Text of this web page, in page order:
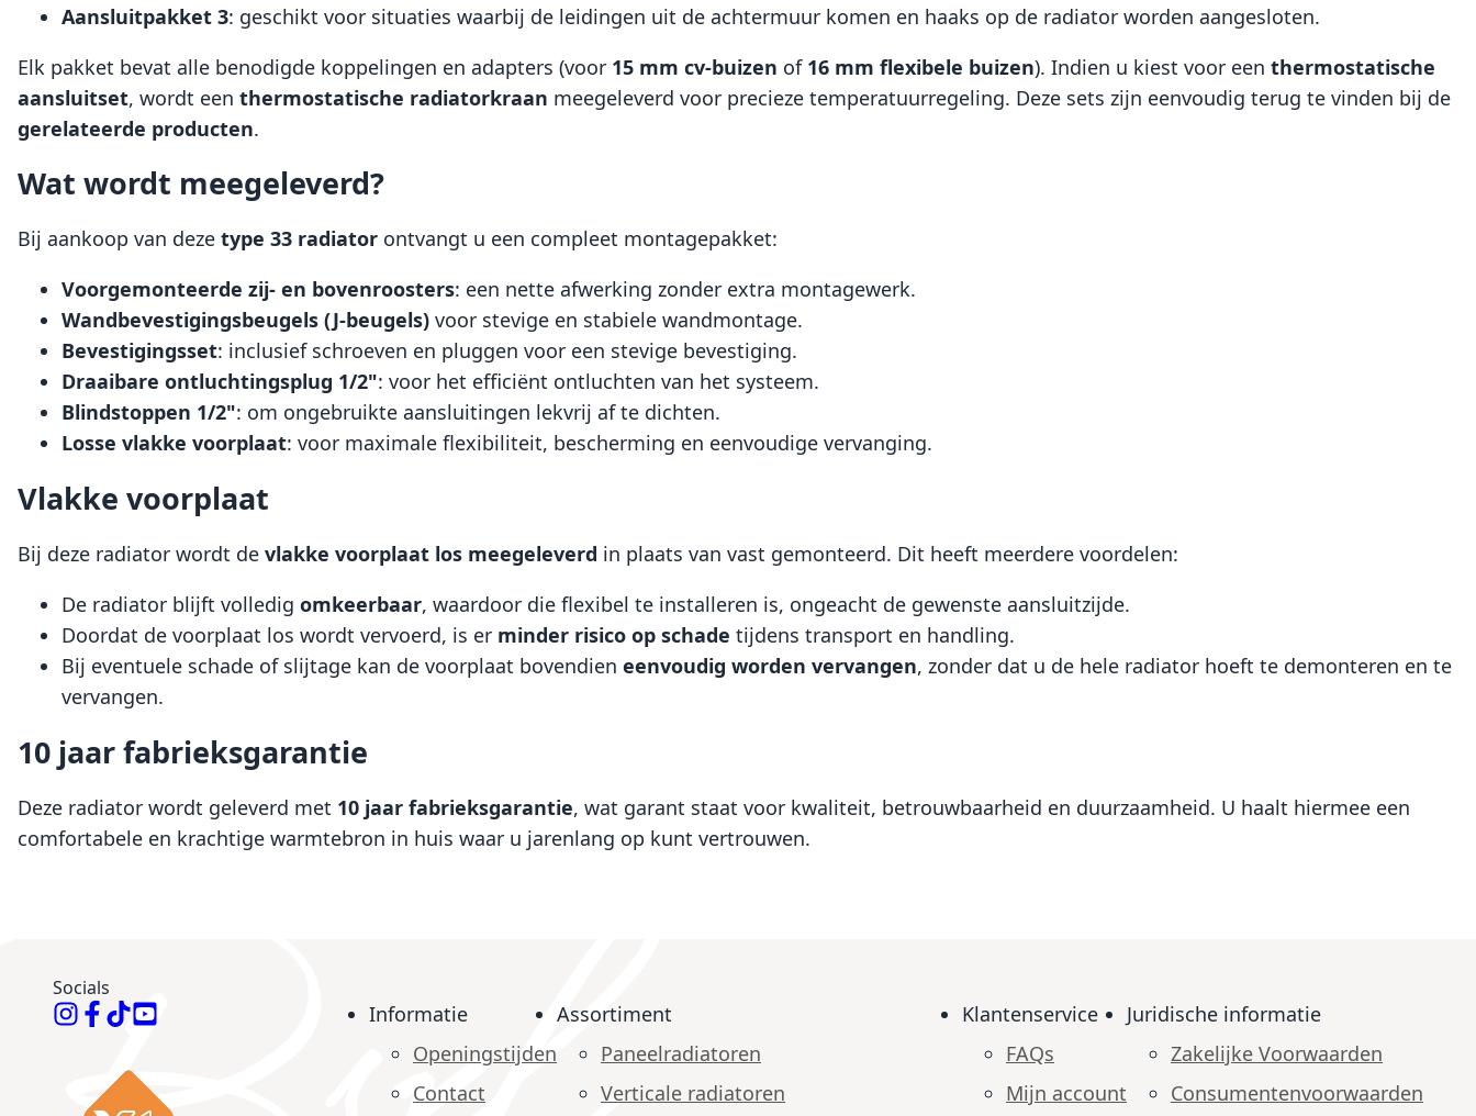
Aansluitpakket 3: geschikt voor situaties waarbij de leidingen uit de achtermuur komen en haaks op de radiator worden aangesloten.
Elk pakket bevat alle benodigde koppelingen en adapters (voor 15 mm cv-buizen of 16 mm flexibele buizen). Indien u kiest voor een thermostatische
aansluitset, wordt een thermostatische radiatorkraan meegeleverd voor precieze temperatuurregeling. Deze sets zijn eenvoudig terug te vinden bij de
gerelateerde producten.
Wat wordt meegeleverd?
Bij aankoop van deze type 33 radiator ontvangt u een compleet montagepakket:
Voorgemonteerde zij- en bovenroosters: een nette afwerking zonder extra montagewerk.
Wandbevestigingsbeugels (J-beugels) voor stevige en stabiele wandmontage.
Bevestigingsset: inclusief schroeven en pluggen voor een stevige bevestiging.
Draaibare ontluchtingsplug 1/2": voor het efficiënt ontluchten van het systeem.
Blindstoppen 1/2": om ongebruikte aansluitingen lekvrij af te dichten.
Losse vlakke voorplaat: voor maximale flexibiliteit, bescherming en eenvoudige vervanging.
Vlakke voorplaat
Bij deze radiator wordt de vlakke voorplaat los meegeleverd in plaats van vast gemonteerd. Dit heeft meerdere voordelen:
De radiator blijft volledig omkeerbaar, waardoor die flexibel te installeren is, ongeacht de gewenste aansluitzijde.
Doordat de voorplaat los wordt vervoerd, is er minder risico op schade tijdens transport en handling.
Bij eventuele schade of slijtage kan de voorplaat bovendien eenvoudig worden vervangen, zonder dat u de hele radiator hoeft te demonteren en te
vervangen.
10 jaar fabrieksgarantie
Deze radiator wordt geleverd met 10 jaar fabrieksgarantie, wat garant staat voor kwaliteit, betrouwbaarheid en duurzaamheid. U haalt hiermee een
comfortabele en krachtige warmtebron in huis waar u jarenlang op kunt vertrouwen.
Socials
Informatie
Openingstijden
Contact
Assortiment
Paneelradiatoren
Verticale radiatoren
Klantenservice
FAQs
Mijn account
Juridische informatie
Zakelijke Voorwaarden
Consumenten­voorwaarden